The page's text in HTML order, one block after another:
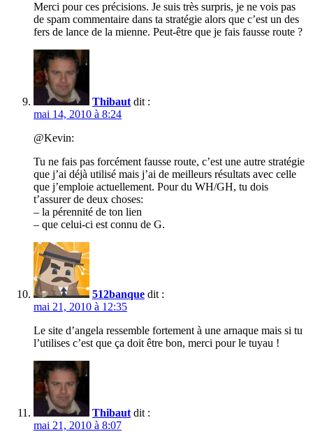
Merci pour ces précisions. Je suis très surpris, je ne vois pas
de spam commentaire dans ta stratégie alors que c’est un des
fers de lance de la mienne. Peut-être que je fais fausse route ?
Thibaut dit :
mai 14, 2010 à 8:24
@Kevin:
Tu ne fais pas forcément fausse route, c’est une autre stratégie
que j’ai déjà utilisé mais j’ai de meilleurs résultats avec celle
que j’emploie actuellement. Pour du WH/GH, tu dois
t’assurer de deux choses:
– la pérennité de ton lien
– que celui-ci est connu de G.
512banque dit :
mai 21, 2010 à 12:35
Le site d’angela ressemble fortement à une arnaque mais si tu
l’utilises c’est que ça doit être bon, merci pour le tuyau !
Thibaut dit :
mai 21, 2010 à 8:07